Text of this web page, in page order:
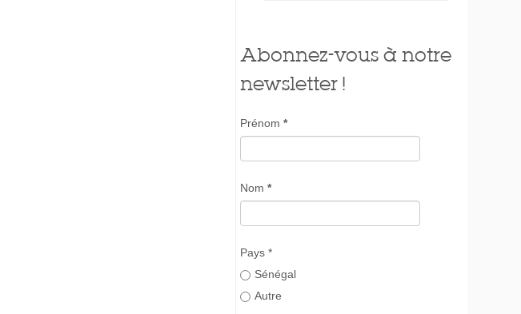
Abonnez-vous à notre
newsletter !
Prénom *
Nom *
Pays *
Sénégal
Autre